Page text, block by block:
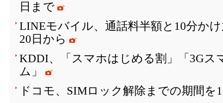
日まで
LINEモバイル、通話料半額と10分か
20日から
KDDI、「スマホはじめる割」「3Gス
ム」
ドコモ、SIMロック解除までの期間を